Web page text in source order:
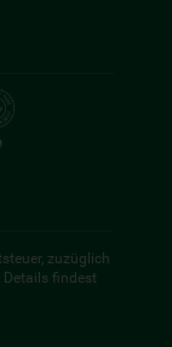
zuzüglich
findest